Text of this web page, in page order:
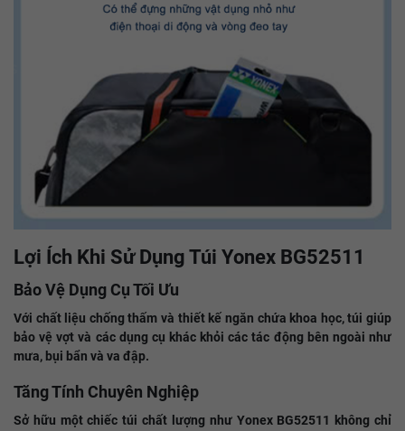
Lợi Ích Khi Sử Dụng Túi Yonex BG52511
Bảo Vệ Dụng Cụ Tối Ưu
Với chất liệu chống thấm và thiết kế ngăn chứa khoa học, túi giúp
bảo vệ vợt và các dụng cụ khác khỏi các tác động bên ngoài như
mưa, bụi bẩn và va đập.
Tăng Tính Chuyên Nghiệp
Sở hữu một chiếc túi chất lượng như Yonex BG52511 không chỉ